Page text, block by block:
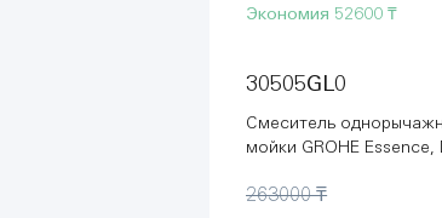
Экономия 52600 ₸
30505GL0
Смеситель
мойки GROHE Essence,
(30505GL0)
263000 ₸